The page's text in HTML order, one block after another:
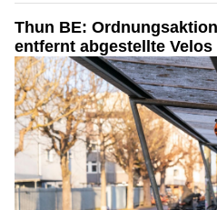
Thun BE:
entfernt abgestellte Velos